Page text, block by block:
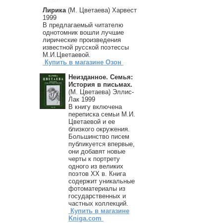
Лирика(М. Цветаева) Харвест
1999
В предлагаемый читателю
однотомник вошли лучшие
лирические произведения
известной русской поэтессы
М.И.Цветаевой.
Купить в магазине Озон
Неизданное. Семья:
История в письмах.
(М. Цветаева) Эллис-
Лак 1999
В книгу включена
переписка семьи М.И.
Цветаевой и ее
близкого окружения.
Большинство писем
публикуется впервые,
они добавят новые
черты к портрету
одного из великих
поэтов XX в. Книга
содержит уникальные
фотоматериалы из
государственных и
частных коллекций.
Купить в магазине
Kniga.com